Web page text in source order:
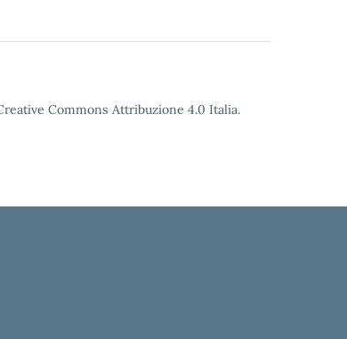
Commons Attribuzione 4.0 Italia.